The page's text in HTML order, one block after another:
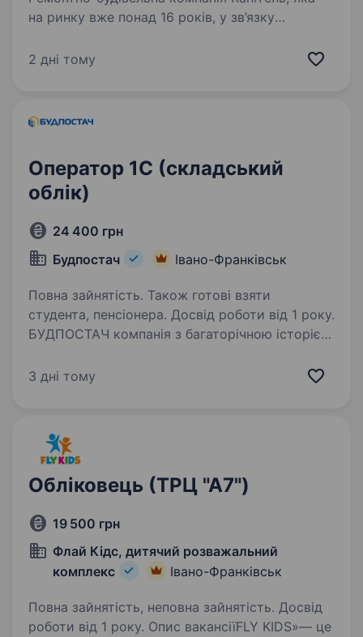
на ринку вже понад 16 років, у зв’язку
Фахівця з постачання Ваші основні обов’язки:
2 дні тому
Оператор 1C (складський
облік)
24 400 грн
Будпостач
Івано-Франківськ
Повна зайнятість. Також готові взяти
студента, пенсіонера. Досвід роботи від 1 року.
БУДПОСТАЧ компанія з багаторічною історією
інструменту та господарчіх товарів.
освіта середня…
3 дні тому
Обліковець (ТРЦ "А7")
19 500 грн
Флай Кідс, дитячий розважальний
комплекс
Івано-Франківськ
Повна зайнятість, неповна зайнятість. Досвід
роботи від 1 року. Опис вакансіїFLY KIDS»— це